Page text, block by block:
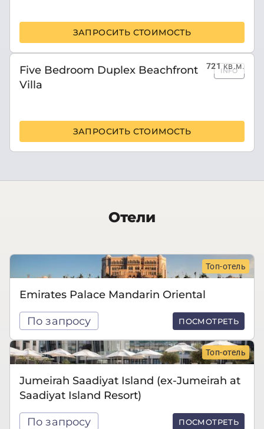
ЗАПРОСИТЬ СТОИМОСТЬ
721кв.м.
Five Bedroom Duplex Beachfront
Villa
INFO
ЗАПРОСИТЬ СТОИМОСТЬ
Отели
Топ-отель
Emirates Palace Mandarin Oriental
По запросу ПОСМОТРЕТЬ
Топ-отель
Jumeirah Saadiyat Island (ex-Jumeirah at
Saadiyat Island Resort)
По запросу ПОСМОТРЕТЬ